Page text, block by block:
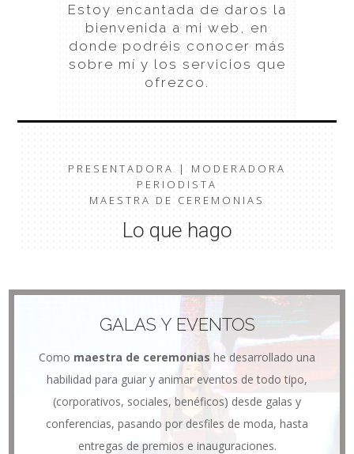
Estoy encantada de daros la
bienvenida a mi web, en
donde podréis conocer más
sobre mí y los servicios que
ofrezco.
PRESENTADORA | MODERADORA
PERIODISTA
MAESTRA DE CEREMONIAS
Lo que hago
GALAS Y EVENTOS
Como maestra de ceremonias he desarrollado una
habilidad para guiar y animar eventos de todo tipo,
(corporativos, sociales, benéficos) desde galas y
conferencias, pasando por desfiles de moda, hasta
entregas de premios e inauguraciones.